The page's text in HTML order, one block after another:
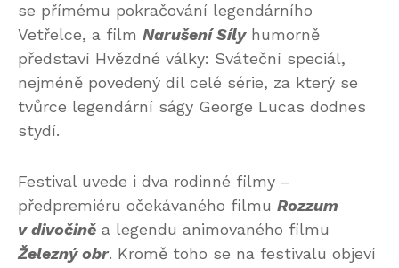
se přímému pokračování legendárního
Vetřelce, a film Narušení Sílyhumorně
představí Hvězdné války: Sváteční speciál,
nejméně povedený díl celé série, za který se
tvůrce legendární ságy George Lucas dodnes
stydí.
Festival uvede i dva rodinné filmy –
předpremiéru očekávaného filmu Rozzum
v divočině a legendu animovaného filmu
Železný obr. Kromě toho se na festivalu objeví